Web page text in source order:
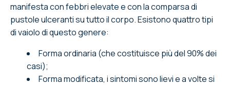
manifesta con febbri elevate e con la comparsa di
pustole ulceranti su tutto il corpo. Esistono quattro tipi
di vaiolo di questo genere:
Forma ordinaria (che costituisce più del 90% dei
casi);
Forma modificata, i sintomi sono lievi e a volte si